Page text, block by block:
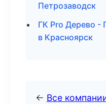
Петрозаводск
ГК Pro Дерево -
в Красноярск
← Все